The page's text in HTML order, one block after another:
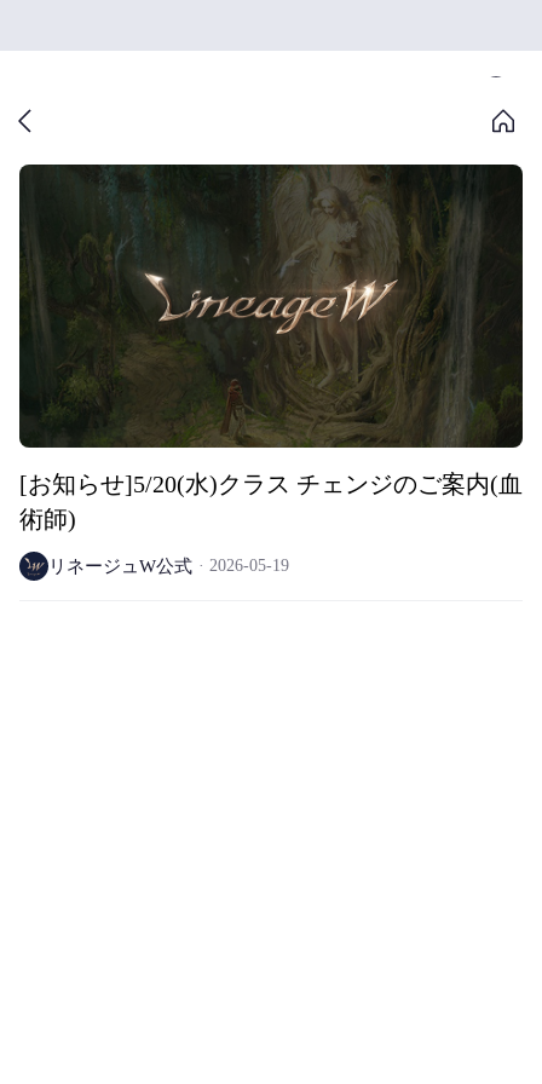
[お知らせ]5/20(水)クラス チェンジのご案内(血
術師)
リネージュW公式 2026-05-19